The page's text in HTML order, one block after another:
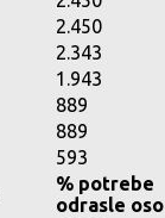
2.450
2.343
1.943
889
889
593
% potrebe
odrasle